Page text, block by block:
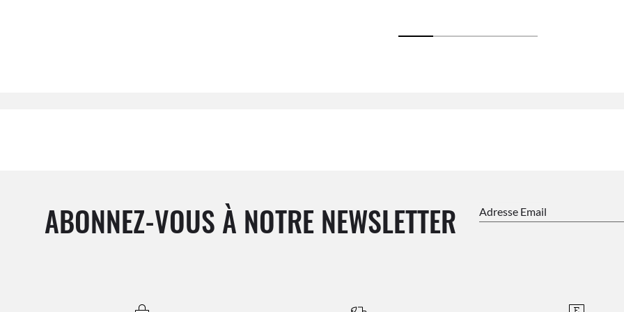
ABONNEZ-VOUS À NOTRE NEWSLETTER Adresse Email